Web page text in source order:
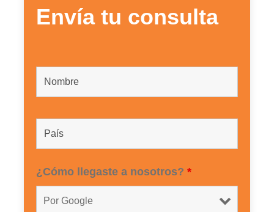
Envía tu consulta
¿Cómo llegaste a nosotros? *